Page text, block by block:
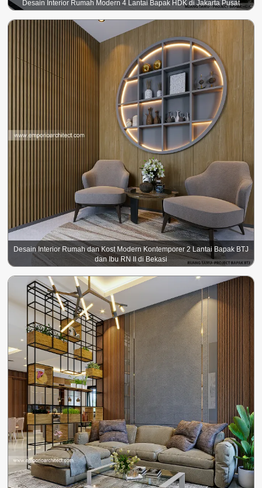
Desain Interior Rumah Modern 4 Lantai Bapak HDK di Jakarta Pusat
Desain Interior Rumah dan Kost Modern Kontemporer 2 Lantai Bapak BTJ
dan Ibu RN II di Bekasi